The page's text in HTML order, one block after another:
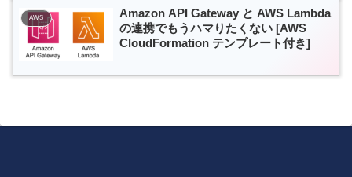
AWS
Amazon API Gateway と AWS Lambda
の連携でもうハマりたくない [AWS
CloudFormation テンプレート付き]